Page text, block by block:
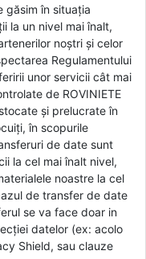
găsim în situația
la un nivel mai înalt,
noștri și celor
Regulamentului
unor servicii cât mai
de ROVINIETE
și prelucrate în
în scopurile
de date sunt
la cel mai înalt nivel,
noastre la cel
de transfer de date
se va face doar in
datelor (ex: acolo
Shield, sau clauze